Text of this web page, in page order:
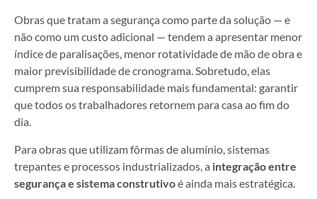
Obras que tratam a segurança como parte da solução — e
não como um custo adicional — tendem a apresentar menor
índice de paralisações, menor rotatividade de mão de obra e
maior previsibilidade de cronograma. Sobretudo, elas
cumprem sua responsabilidade mais fundamental: garantir
que todos os trabalhadores retornem para casa ao fim do
dia.
Para obras que utilizam fôrmas de alumínio, sistemas
trepantes e processos industrializados, a integração entre
segurança e sistema construtivoé ainda mais estratégica.